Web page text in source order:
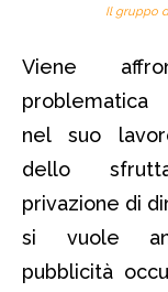
Il gruppo
Viene
problematica
nel suo
dello
privazione di
si vuole
pubblicità